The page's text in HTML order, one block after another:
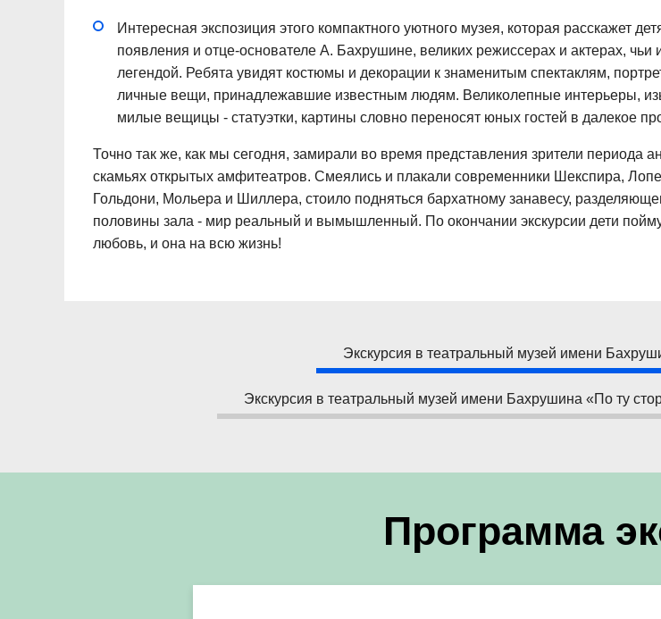
Интересная экспозиция этого компактного уютного музея, которая расскажет
появления и отце-основателе А. Бахрушине, великих режиссерах и актерах, чьи
легендой. Ребята увидят костюмы и декорации к знаменитым спектаклям,
личные вещи, принадлежавшие известным людям. Великолепные интерьеры,
милые вещицы - статуэтки, картины словно переносят юных гостей в далекое
Точно так же, как мы сегодня, замирали во время представления зрители периода
скамьях открытых амфитеатров. Смеялись и плакали современники Шекспира,
Гольдони, Мольера и Шиллера, стоило подняться бархатному занавесу,
половины зала - мир реальный и вымышленный. По окончании экскурсии дети
любовь, и она на всю жизнь!
Экскурсия в театральный музей имени
Экскурсия в театральный музей имени Бахрушина «По ту
Программа